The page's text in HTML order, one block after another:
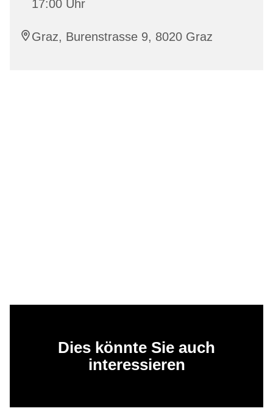
17:00 Uhr
Graz, Burenstrasse 9, 8020 Graz
Dies könnte Sie auch
interessieren